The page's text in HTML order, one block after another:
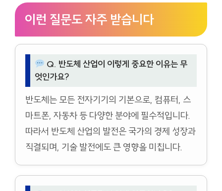
이런 질문도 자주 받습니다
Q. 반도체 산업이 이렇게 중요한 이유는 무
엇인가요?
반도체는 모든 전자기기의 기본으로, 컴퓨터, 스
마트폰, 자동차 등 다양한 분야에 필수적입니다.
따라서 반도체 산업의 발전은 국가의 경제 성장과
직결되며, 기술 발전에도 큰 영향을 미칩니다.